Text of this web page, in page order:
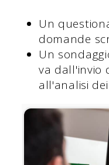
Un
domande
Un
va dall'invio
all'analisi